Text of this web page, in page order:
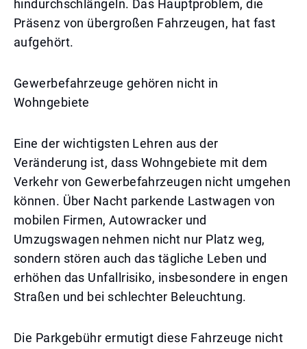
hindurchschlängeln. Das Hauptproblem, die
Präsenz von übergroßen Fahrzeugen, hat fast
aufgehört.
Gewerbefahrzeuge gehören nicht in
Wohngebiete
Eine der wichtigsten Lehren aus der
Veränderung ist, dass Wohngebiete mit dem
Verkehr von Gewerbefahrzeugen nicht umgehen
können. Über Nacht parkende Lastwagen von
mobilen Firmen, Autowracker und
Umzugswagen nehmen nicht nur Platz weg,
sondern stören auch das tägliche Leben und
erhöhen das Unfallrisiko, insbesondere in engen
Straßen und bei schlechter Beleuchtung.
Die Parkgebühr ermutigt diese Fahrzeuge nicht